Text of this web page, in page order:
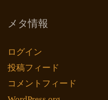
メタ情報
ログイン
投稿フィード
コメントフィード